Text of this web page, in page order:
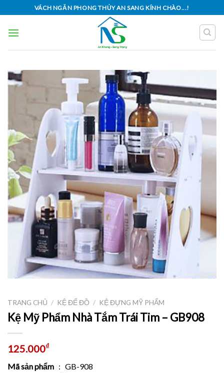
to
content
VÁCH NGĂN PHONG THỦY AN SANG KÍNH CHÀO...!
TRANG CHỦ / KỆ ĐỂ ĐỒ / KỆ ĐỰNG MỸ PHẨM
Kệ Mỹ Phẩm Nhà Tắm Trái Tim – GB908
125.000₫
Mã sản phẩm : GB-908